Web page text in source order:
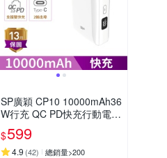
SP廣穎 CP10 10000mAh36
W行充 QC PD快充行動電源
iPhone Android 黑/白/金/紫
$599
4.9 (42) 總銷量>200